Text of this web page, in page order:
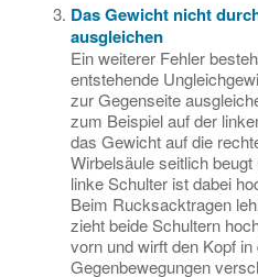
Das Gewicht nicht
ausgleichen
Ein weiterer Fehler
entstehende
zur Gegenseite
zum Beispiel auf der
das Gewicht auf die
Wirbelsäule seitlich
linke Schulter ist dabei
Beim Rucksacktragen
zieht beide Schultern
vorn und wirft den Kopf
Gegenbewegungen